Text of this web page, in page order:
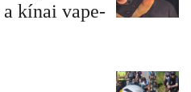
kínai vape-